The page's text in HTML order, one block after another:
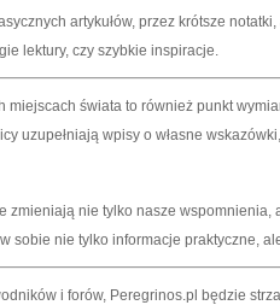
artykułów, przez krótsze
lektury, czy szybkie inspiracje.
miejscach świata to również punkt
uzupełniają wpisy o własne
zmieniają nie tylko nasze wspomnienia,
sobie nie tylko informacje praktyczne,
i forów, Peregrinos.pl będzie